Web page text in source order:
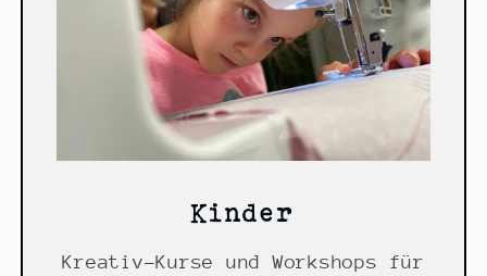
Kinder
Kreativ-Kurse und Workshops für